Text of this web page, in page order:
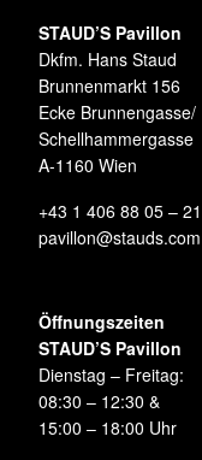
STAUD’S Pavillon
Dkfm. Hans Staud
Brunnenmarkt 156
Ecke Brunnengasse/
Schellhammergasse
A-1160 Wien
+43 1 406 88 05 – 21
pavillon@stauds.com
Öffnungszeiten
STAUD’S Pavillon
Dienstag – Freitag:
08:30 – 12:30 &
15:00 – 18:00 Uhr